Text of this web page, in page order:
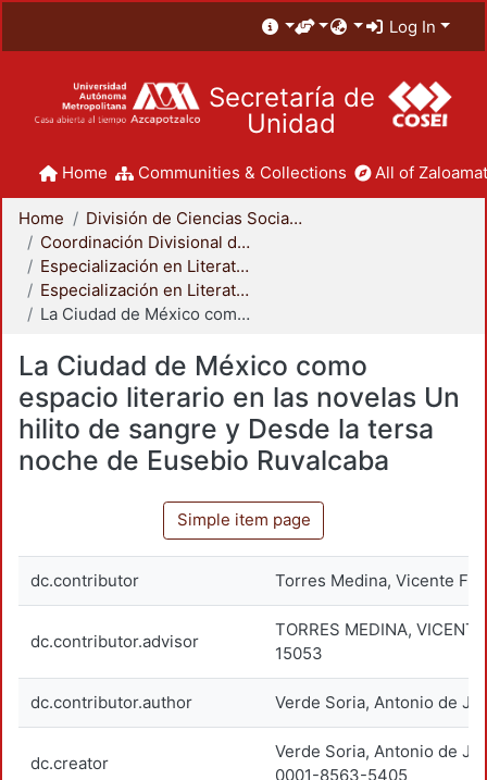
Log In
Secretaría de
Unidad
Home Communities & Collections All of
Home
División de Ciencias Sociales y Humanidades
Coordinación Divisional de Posgrado
Especialización en Literatura Mexicana del Siglo XX
Especialización en Literatura Mexicana del Siglo XX
La Ciudad de México como espacio literario en las novelas Un hilito de sangre y Desde la tersa noche de Eusebio Ruvalcaba
La Ciudad de México como
espacio literario en las novelas Un
hilito de sangre y Desde la tersa
noche de Eusebio Ruvalcaba
Simple item page
dc.contributor Torres Medina, Vicente
dc.contributor.advisor
TORRES MEDINA,
15053
dc.contributor.author Verde Soria, Antonio de
dc.creator
Verde Soria, Antonio de
0001-8563-5405